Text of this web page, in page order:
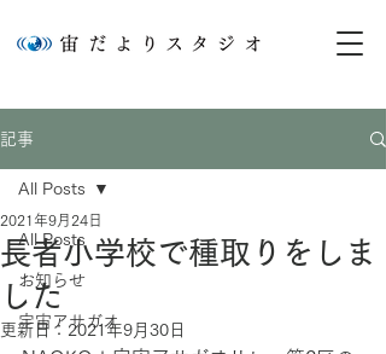
記事
All Posts
お知らせ
宇宙アサガオ
All Posts
長者小学校で種取りをしま
した
2021年9月24日
更新日： 2021年9月30日